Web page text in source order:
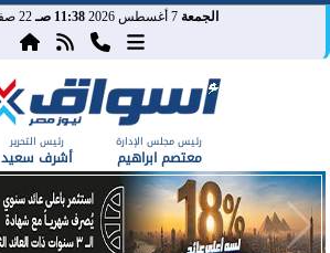
الجمعة 7 أغسطس 2026 11:38 صـ 22 صفر 1448
رئيس مجلس الإدارة
معتصم ابراهيم
رئيس التحرير
أشرف سعيد